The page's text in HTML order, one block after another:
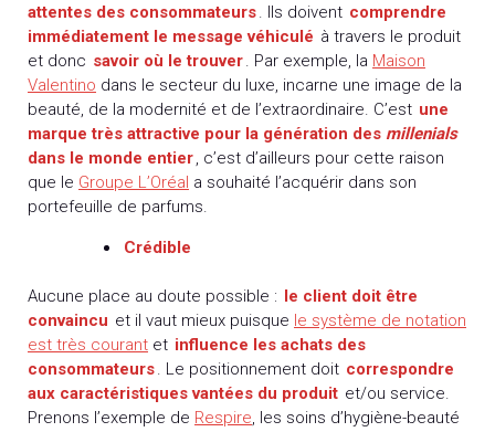
attentes des consommateurs
. Ils doivent comprendre
immédiatement le message véhiculé à travers le produit
et donc savoir où le trouver . Par exemple, la Maison
Valentino dans le secteur du luxe, incarne une image de la
beauté, de la modernité et de l’extraordinaire. C’est une
marque très attractive pour la génération des millenials
dans le monde entier , c’est d’ailleurs pour cette raison
que le Groupe L’Oréal a souhaité l’acquérir dans son
portefeuille de parfums.
Crédible
Aucune place au doute possible : le client doit être
convaincu et il vaut mieux puisque le système de notation
est très courant et influence les achats des
consommateurs. Le positionnement doit correspondre
aux caractéristiques vantées du produit et/ou service.
Prenons l’exemple de Respire, les soins d’hygiène-beauté